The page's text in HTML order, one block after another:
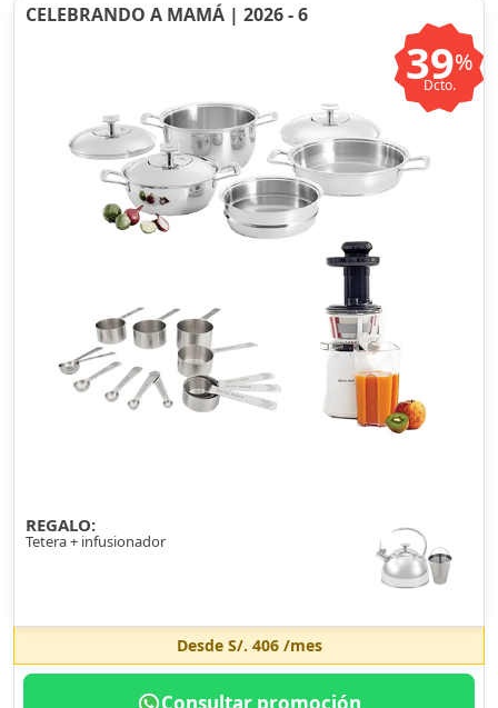
CELEBRANDO A MAMÁ | 2026 - 6
39%
Dcto.
REGALO:
Tetera + infusionador
Desde S/. 406/mes